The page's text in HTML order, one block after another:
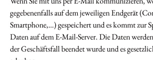
gegebenenfalls auf dem jeweiligen Endgerät
Smartphone,…) gespeichert und es kommt zur
Daten auf dem E-Mail-Server. Die Daten
der Geschäftsfall beendet wurde und es